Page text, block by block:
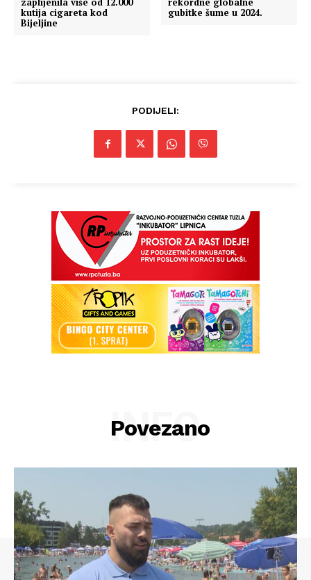
kutija cigareta kod
Bijeljine
gubitke šume u 2024.
PODIJELI:
Povezano
INFO